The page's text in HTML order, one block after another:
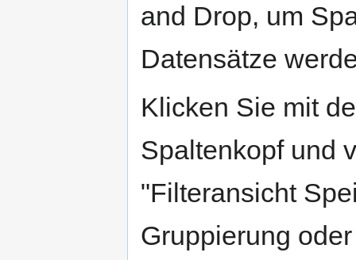
and Drop, um
Datensätze
Klicken Sie mit
Spaltenkopf und
"Filteransicht
Gruppierung